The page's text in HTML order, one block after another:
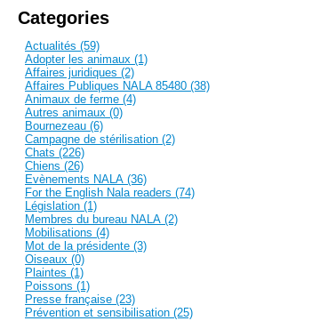
Categories
Actualités (59)
Adopter les animaux (1)
Affaires juridiques (2)
Affaires Publiques NALA 85480 (38)
Animaux de ferme (4)
Autres animaux (0)
Bournezeau (6)
Campagne de stérilisation (2)
Chats (226)
Chiens (26)
Evènements NALA (36)
For the English Nala readers (74)
Législation (1)
Membres du bureau NALA (2)
Mobilisations (4)
Mot de la présidente (3)
Oiseaux (0)
Plaintes (1)
Poissons (1)
Presse française (23)
Prévention et sensibilisation (25)